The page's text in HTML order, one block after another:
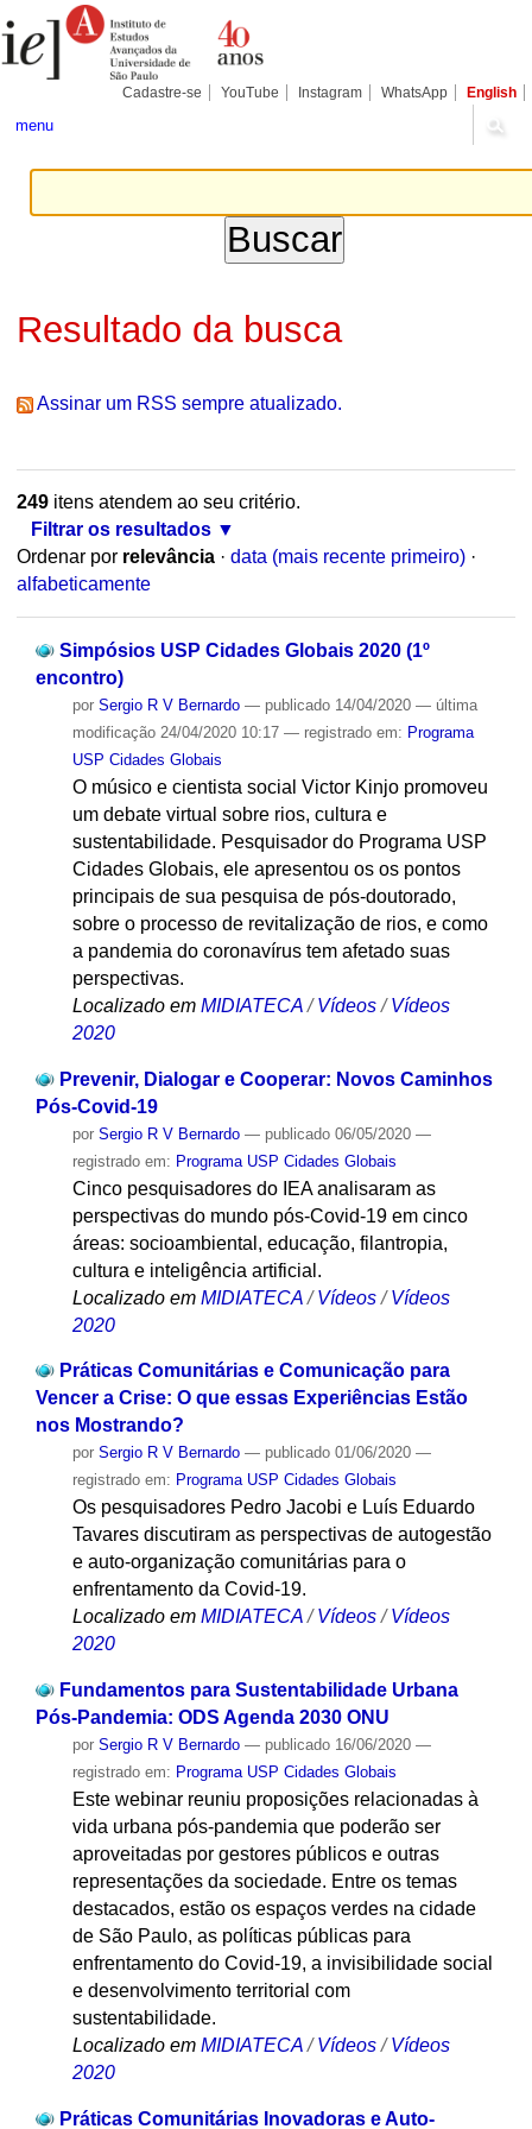
para
conteúdo.
Pessoais
Cadastre-se YouTube Instagram WhatsApp English
menu
Resultado da busca
Assinar um RSS sempre atualizado.
249itens atendem ao seu critério.
Filtrar os resultados
Ordenar por relevância · data (mais recente primeiro) ·
alfabeticamente
Simpósios USP Cidades Globais 2020 (1º
encontro)
por Sergio R V Bernardo — publicado14/04/2020 — última
modificação24/04/2020 10:17 — registrado em: Programa
USP Cidades Globais
O músico e cientista social Victor Kinjo promoveu
um debate virtual sobre rios, cultura e
sustentabilidade. Pesquisador do Programa USP
Cidades Globais, ele apresentou os os pontos
principais de sua pesquisa de pós-doutorado,
sobre o processo de revitalização de rios, e como
a pandemia do coronavírus tem afetado suas
perspectivas.
Localizado em MIDIATECA /Vídeos /Vídeos
2020
Prevenir, Dialogar e Cooperar: Novos Caminhos
Pós-Covid-19
por Sergio R V Bernardo — publicado06/05/2020 —
registrado em: Programa USP Cidades Globais
Cinco pesquisadores do IEA analisaram as
perspectivas do mundo pós-Covid-19 em cinco
áreas: socioambiental, educação, filantropia,
cultura e inteligência artificial.
Localizado em MIDIATECA /Vídeos /Vídeos
2020
Práticas Comunitárias e Comunicação para
Vencer a Crise: O que essas Experiências Estão
nos Mostrando?
por Sergio R V Bernardo — publicado01/06/2020 —
registrado em: Programa USP Cidades Globais
Os pesquisadores Pedro Jacobi e Luís Eduardo
Tavares discutiram as perspectivas de autogestão
e auto-organização comunitárias para o
enfrentamento da Covid-19.
Localizado em MIDIATECA /Vídeos /Vídeos
2020
Fundamentos para Sustentabilidade Urbana
Pós-Pandemia: ODS Agenda 2030 ONU
por Sergio R V Bernardo — publicado16/06/2020 —
registrado em: Programa USP Cidades Globais
Este webinar reuniu proposições relacionadas à
vida urbana pós-pandemia que poderão ser
aproveitadas por gestores públicos e outras
representações da sociedade. Entre os temas
destacados, estão os espaços verdes na cidade
de São Paulo, as políticas públicas para
enfrentamento do Covid-19, a invisibilidade social
e desenvolvimento territorial com
sustentabilidade.
Localizado em MIDIATECA /Vídeos /Vídeos
2020
Práticas Comunitárias Inovadoras e Auto-